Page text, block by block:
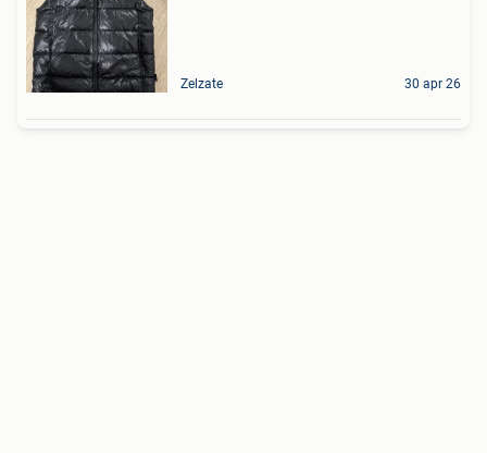
Zelzate 30 apr 26